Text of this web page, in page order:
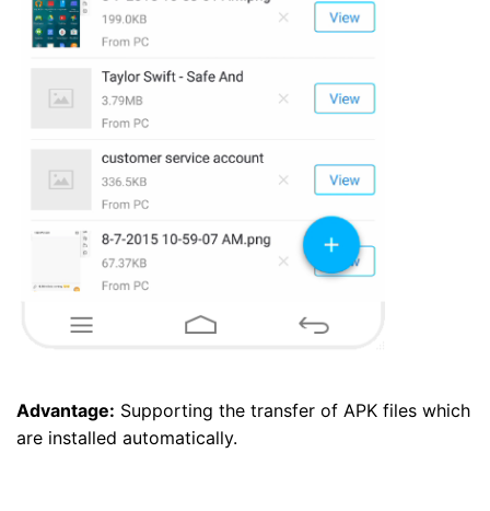
Advantage: Supporting the transfer of APK files which
are installed automatically.